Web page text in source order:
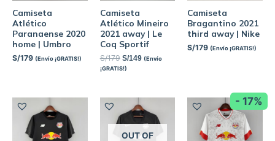
Camiseta
Atlético
Paranaense 2020
home | Umbro
S/179 (Envío ¡GRATIS!)
Camiseta
Atlético Mineiro
2021 away | Le
Coq Sportif
S/179 S/149 (Envío
¡GRATIS!)
Camiseta
Bragantino 2021
third away | Nike
S/179 (Envío ¡GRATIS!)
OUT OF
- 17%